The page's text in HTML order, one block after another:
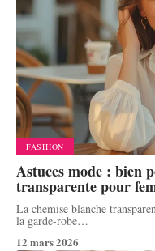
FASHION
Astuces mode : bien
transparente pour
La chemise blanche
la garde-robe…
12 mars 2026